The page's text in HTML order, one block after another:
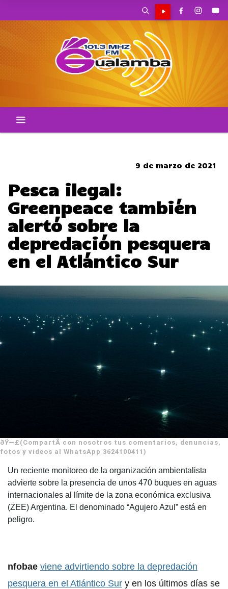
9 de marzo de 2021
Pesca ilegal:
Greenpeace también
alertó sobre la
depredación pesquera
en el Atlántico Sur
ðŸ—£(CompartÃ­ con nosotros tus comentarios, denuncias,
fotos y videos al WhatsApp 3624100411)
Un reciente monitoreo de la organización ambientalista
advierte sobre la presencia de unos 470 buques en aguas
internacionales al límite de la zona económica exclusiva
(ZEE) Argentina. El denominado “Agujero Azul” está en
peligro.
nfobae viene advirtiendo sobre la depredación
pesquera en el Atlántico Sur y en los últimos días se